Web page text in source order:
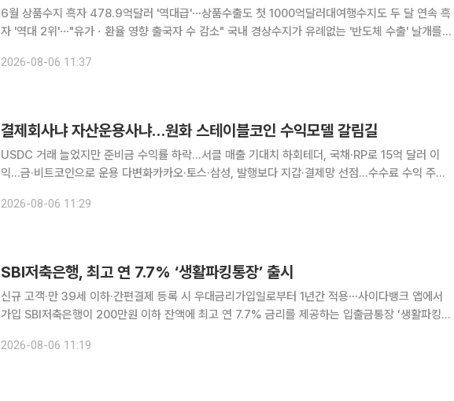
6월 상품수지 흑자 478.9억달러 '역대급'⋯상품수출도 첫 1000억달러대여행수지도 두 달 연속 흑
자 '역대 2위'⋯"유가ㆍ환율 영향 출국자 수 감소" 국내 경상수지가 유례없는 '반도체 수출' 날개를
지 흑자도 2000억달러에 근접하며 사상 최대 기록을 다시
2026-08-06 11:37
결제회사냐 자산운용사냐…원화 스테이블코인 수익모델 갈림길
USDC 거래 늘었지만 준비금 수익률 하락…서클 매출 기대치 하회테더, 국채·RP로 15억 달러 이
익…금·비트코인으로 운용 다변화카카오·토스·삼성, 발행보다 지갑·결제망 선점…수수료 수익 주목
략을 드러냈다. 국내 기업들은 원화 스테이블코인 제도화에 앞서 지갑과
2026-08-06 11:29
SBI저축은행, 최고 연 7.7% ‘생활파킹통장’ 출시
신규 고객·만 39세 이하·간편결제 등록 시 우대금리가입일로부터 1년간 적용⋯사이다뱅크 앱에서
가입 SBI저축은행이 200만원 이하 잔액에 최고 연 7.7% 금리를 제공하는 입출금통장 ‘생활파킹통
금리는 잔액 200만원 이하 연 2.7%, 200만원 초과부터
2026-08-06 11:19